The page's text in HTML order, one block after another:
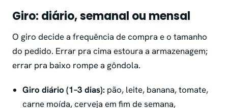
Giro: diário, semanal ou mensal
O giro decide a frequência de compra e o tamanho
do pedido. Errar pra cima estoura a armazenagem;
errar pra baixo rompe a gôndola.
Giro diário (1–3 dias): pão, leite, banana, tomate,
carne moída, cerveja em fim de semana,